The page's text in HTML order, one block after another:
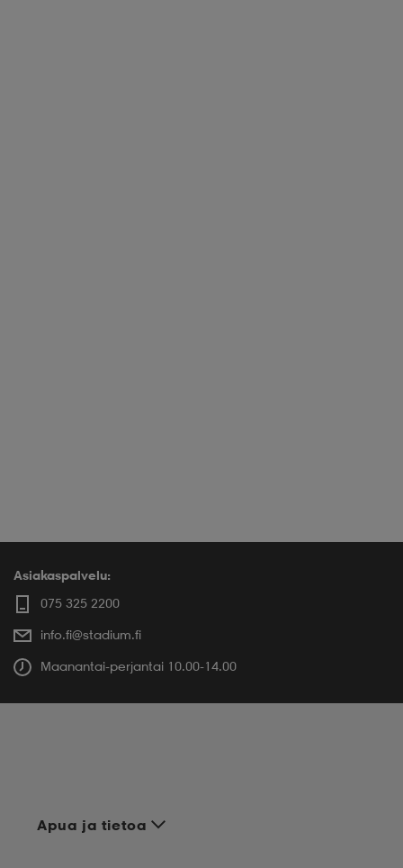
Asiakaspalvelu:
075 325 2200
info.fi@stadium.fi
Maanantai-perjantai 10.00-14.00
Apua ja tietoa